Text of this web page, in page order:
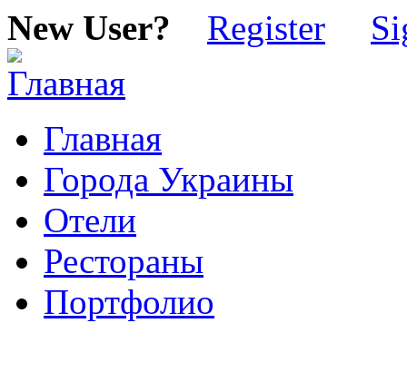
New User? Register
Главная
Города Украины
Отели
Рестораны
Портфолио